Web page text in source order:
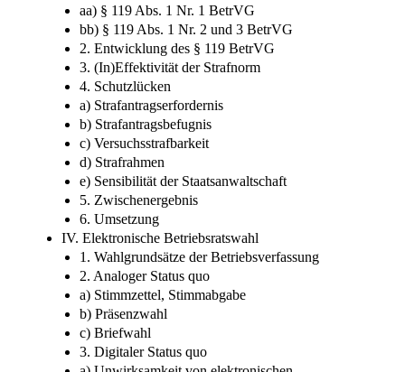
aa) § 119 Abs. 1 Nr. 1 BetrVG
bb) § 119 Abs. 1 Nr. 2 und 3 BetrVG
2. Entwicklung des § 119 BetrVG
3. (In)Effektivität der Strafnorm
4. Schutzlücken
a) Strafantragserfordernis
b) Strafantragsbefugnis
c) Versuchsstrafbarkeit
d) Strafrahmen
e) Sensibilität der Staatsanwaltschaft
5. Zwischenergebnis
6. Umsetzung
IV. Elektronische Betriebsratswahl
1. Wahlgrundsätze der Betriebsverfassung
2. Analoger Status quo
a) Stimmzettel, Stimmabgabe
b) Präsenzwahl
c) Briefwahl
3. Digitaler Status quo